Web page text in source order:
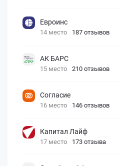
Евроинс
14 место 187 отзывов
АК БАРС
15 место 210 отзывов
Согласие
16 место 146 отзывов
Капитал Лайф
17 место 173 отзыва